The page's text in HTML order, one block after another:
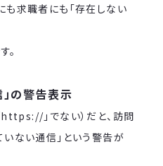
も求職者にも「存在しない
。
の警告表示
」でない）だと、訪問
ない通信」という警告が